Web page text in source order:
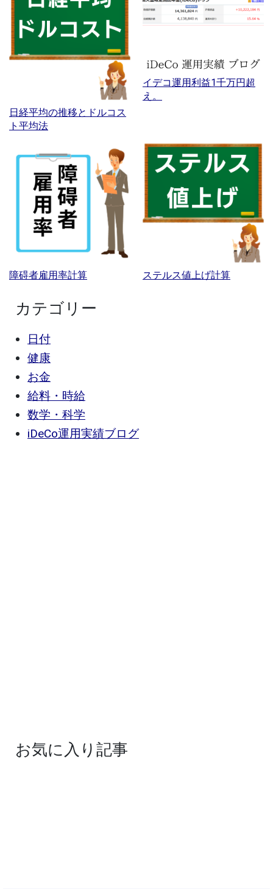
日経平均の推移とドルコス
ト平均法
イデコ運用利益1千万円超
え。
障碍者雇用率計算 ステルス値上げ計算
カテゴリー
日付
健康
お金
給料・時給
数学・科学
iDeCo運用実績ブログ
お気に入り記事